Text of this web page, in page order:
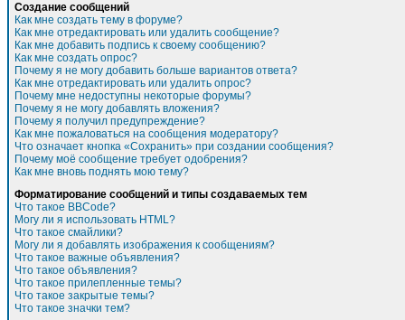
Создание сообщений
Как мне создать тему в форуме?
Как мне отредактировать или удалить сообщение?
Как мне добавить подпись к своему сообщению?
Как мне создать опрос?
Почему я не могу добавить больше вариантов ответа?
Как мне отредактировать или удалить опрос?
Почему мне недоступны некоторые форумы?
Почему я не могу добавлять вложения?
Почему я получил предупреждение?
Как мне пожаловаться на сообщения модератору?
Что означает кнопка «Сохранить» при создании сообщения?
Почему моё сообщение требует одобрения?
Как мне вновь поднять мою тему?
Форматирование сообщений и типы создаваемых тем
Что такое BBCode?
Могу ли я использовать HTML?
Что такое смайлики?
Могу ли я добавлять изображения к сообщениям?
Что такое важные объявления?
Что такое объявления?
Что такое прилепленные темы?
Что такое закрытые темы?
Что такое значки тем?